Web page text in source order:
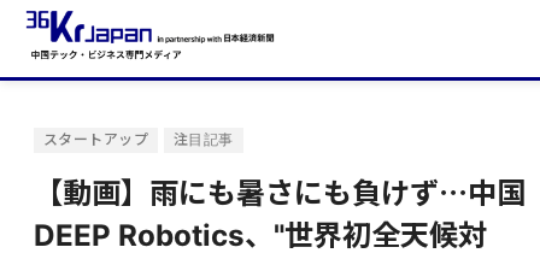
スタートアップ 注目記事
【動画】雨にも暑さにも負けず⋯中国
DEEP Robotics、"世界初全天候対